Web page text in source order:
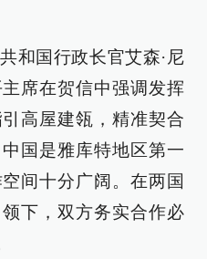
和国行政长官艾森·尼
席在贺信中强调发挥
高屋建瓴，精准契合
国是雅库特地区第一
间十分广阔。在两国
下，双方务实合作必